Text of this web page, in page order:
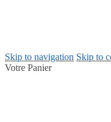
Skip to navigation Skip to
Votre Panier